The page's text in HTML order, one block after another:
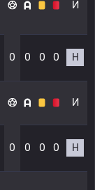
И
0 0 0 0 Н
И
0 0 0 0 Н